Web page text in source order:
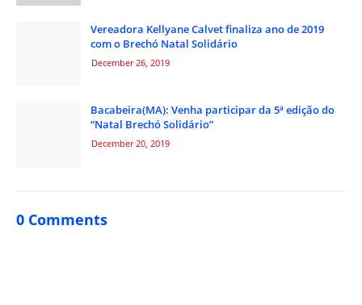
Vereadora Kellyane Calvet finaliza ano de 2019
com o Brechó Natal Solidário
December 26, 2019
Bacabeira(MA): Venha participar da 5ª edição do
“Natal Brechó Solidário”
December 20, 2019
0 Comments